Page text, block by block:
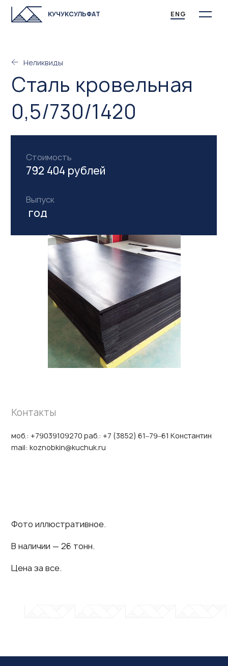
КУЧУКСУЛЬФАТ ENG
Неликвиды
Сталь кровельная
0,5/730/1420
Стоимость
792 404 рублей
Выпуск
год
Контакты
моб.: +79039109270 раб.: +7 (3852) 61‒79‒61 Константин
mail: koznobkin@kuchuk.ru
Фото иллюстративное.
В наличии — 26 тонн.
Цена за все.